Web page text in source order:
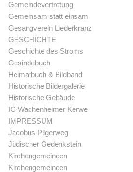
Gemeindevertretung
Gemeinsam statt einsam
Gesangverein Liederkranz
GESCHICHTE
Geschichte des Stroms
Gesindebuch
Heimatbuch & Bildband
Historische Bildergalerie
Historische Gebäude
IG Wachenheimer Kerwe
IMPRESSUM
Jacobus Pilgerweg
Jüdischer Gedenkstein
Kirchengemeinden
Kirchengemeinden